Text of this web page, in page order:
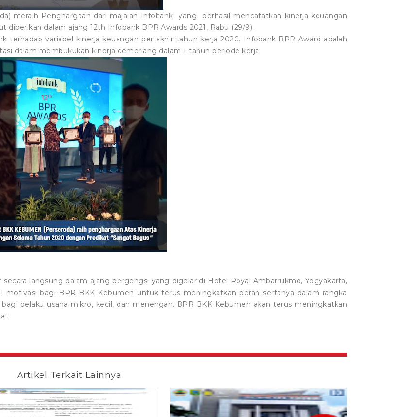
meraih Penghargaan dari majalah Infobank yang berhasil mencatatkan kinerja keuangan
diberikan dalam ajang 12th Infobank BPR Awards 2021, Rabu (29/9).
terhadap variabel kinerja keuangan per akhir tahun kerja 2020. Infobank BPR Award adalah
dalam membukukan kinerja cemerlang dalam 1 tahun periode kerja.
langsung dalam ajang bergengsi yang digelar di Hotel Royal Ambarrukmo, Yogyakarta,
bagi BPR BKK Kebumen untuk terus meningkatkan peran sertanya dalam rangka
pelaku usaha mikro, kecil, dan menengah. BPR BKK Kebumen akan terus meningkatkan
Artikel Terkait Lainnya